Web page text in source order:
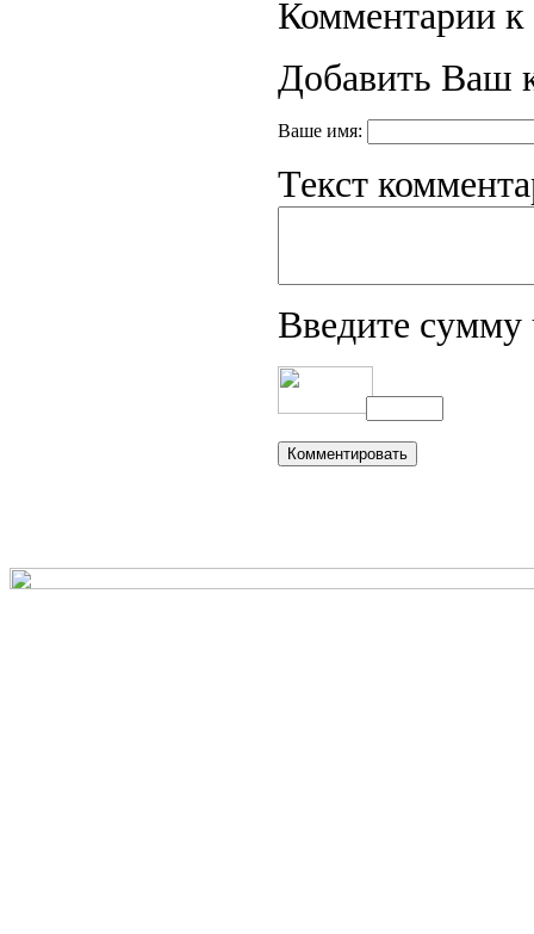
Комментарии к
Добавить Ваш
Ваше имя:
Текст
Введите сумму